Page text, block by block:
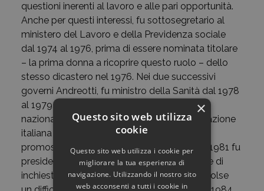
questioni inerenti al lavoro e alle pari opportunità.
Anche per questi interessi, fu sottosegretario al
ministero del Lavoro e della Previdenza sociale
dal 1974 al 1976, prima di essere nominata titolare
– la prima donna a ricoprire questo ruolo – dello
stesso dicastero nel 1976. Nei due successivi
governi Andreotti, fu ministro della Sanità dal 1978
al 1979, promuovendo il Servizio sanitario
nazionale. Nel 1975 aveva guidato la delegazione
italiana alla World Conference on Women
promossa dall’Onu a Città del Messico. Nel 1981 fu
presidente della Commissione parlamentare di
inchiesta sulla Loggia massonica P2, che svolse
×
Questo sito web utilizza
cookie
Questo sito web utilizza i cookie per
migliorare la tua esperienza di
navigazione. Utilizzando il nostro sito
web acconsenti a tutti i cookie in